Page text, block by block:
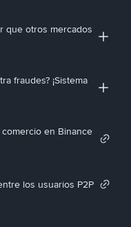
que otros mercados
fraudes? ¡Sistema
en Binance
los usuarios P2P